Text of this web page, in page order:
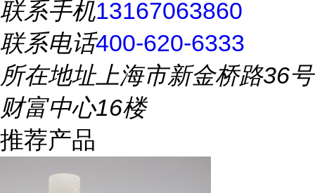
联系手机13167063860
联系电话400-620-6333
所在地址上海市新金桥路36号
财富中心16楼
推荐产品